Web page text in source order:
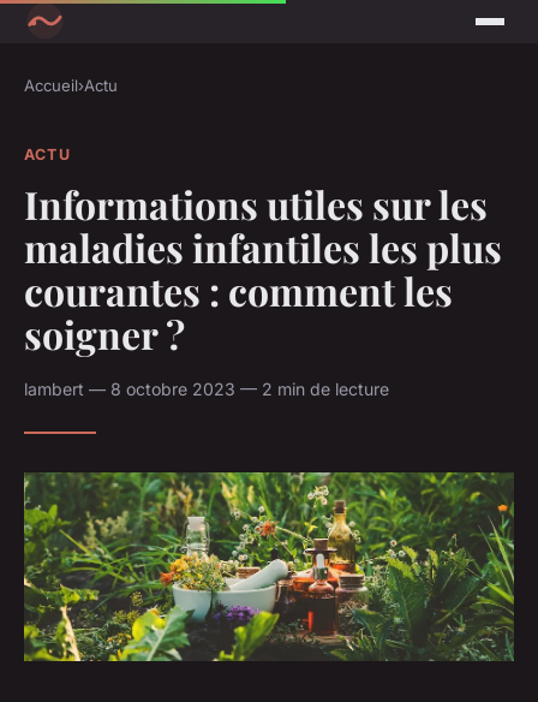
Accueil›Actu
ACTU
Informations utiles sur les
maladies infantiles les plus
courantes : comment les
soigner ?
lambert — 8 octobre 2023 — 2 min de lecture